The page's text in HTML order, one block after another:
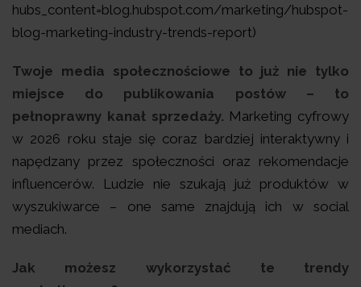
hubs_content=blog.hubspot.com/marketing/hubspot-
blog-marketing-industry-trends-report)
Twoje media społecznościowe to już nie tylko
miejsce do publikowania postów – to
pełnoprawny kanał sprzedaży. Marketing cyfrowy
w 2026 roku staje się coraz bardziej interaktywny i
napędzany przez społeczności oraz rekomendacje
influencerów. Ludzie nie szukają już produktów w
wyszukiwarce – one same znajdują ich w social
mediach.
Jak możesz wykorzystać te trendy